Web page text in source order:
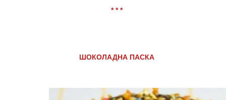
* * *
ШОКОЛАДНА ПАСКА